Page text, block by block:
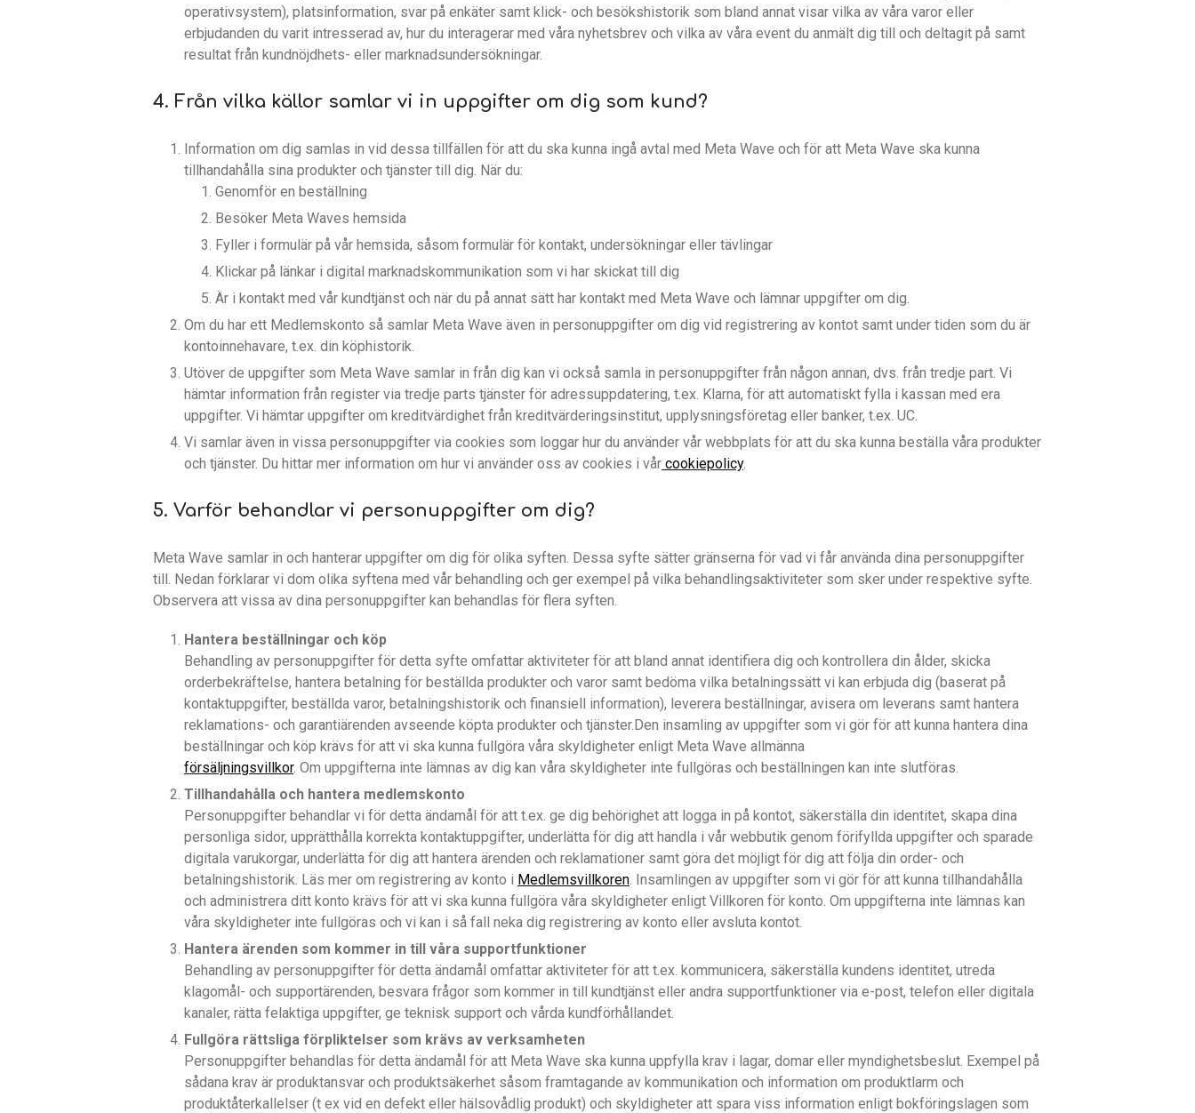
operativsystem), platsinformation, svar på enkäter samt klick- och besökshistorik som bland annat visar vilka av våra varor eller
erbjudanden du varit intresserad av, hur du interagerar med våra nyhetsbrev och vilka av våra event du anmält dig till och deltagit på samt
resultat från kundnöjdhets- eller marknadsundersökningar.
4. Från vilka källor samlar vi in uppgifter om dig som kund?
Information om dig samlas in vid dessa tillfällen för att du ska kunna ingå avtal med Meta Wave och för att Meta Wave ska kunna
tillhandahålla sina produkter och tjänster till dig. När du:
Genomför en beställning
Besöker Meta Waves hemsida
Fyller i formulär på vår hemsida, såsom formulär för kontakt, undersökningar eller tävlingar
Klickar på länkar i digital marknadskommunikation som vi har skickat till dig
Är i kontakt med vår kundtjänst och när du på annat sätt har kontakt med Meta Wave och lämnar uppgifter om dig.
Om du har ett Medlemskonto så samlar Meta Wave även in personuppgifter om dig vid registrering av kontot samt under tiden som du är
kontoinnehavare, t.ex. din köphistorik.
Utöver de uppgifter som Meta Wave samlar in från dig kan vi också samla in personuppgifter från någon annan, dvs. från tredje part. Vi
hämtar information från register via tredje parts tjänster för adressuppdatering, t.ex. Klarna, för att automatiskt fylla i kassan med era
uppgifter. Vi hämtar uppgifter om kreditvärdighet från kreditvärderingsinstitut, upplysningsföretag eller banker, t.ex. UC.
Vi samlar även in vissa personuppgifter via cookies som loggar hur du använder vår webbplats för att du ska kunna beställa våra produkter
och tjänster. Du hittar mer information om hur vi använder oss av cookies i vår cookiepolicy.
5. Varför behandlar vi personuppgifter om dig?
Meta Wave samlar in och hanterar uppgifter om dig för olika syften. Dessa syfte sätter gränserna för vad vi får använda dina personuppgifter
till. Nedan förklarar vi dom olika syftena med vår behandling och ger exempel på vilka behandlingsaktiviteter som sker under respektive syfte.
Observera att vissa av dina personuppgifter kan behandlas för flera syften.
Hantera beställningar och köp
Behandling av personuppgifter för detta syfte omfattar aktiviteter för att bland annat identifiera dig och kontrollera din ålder, skicka
orderbekräftelse, hantera betalning för beställda produkter och varor samt bedöma vilka betalningssätt vi kan erbjuda dig (baserat på
kontaktuppgifter, beställda varor, betalningshistorik och finansiell information), leverera beställningar, avisera om leverans samt hantera
reklamations- och garantiärenden avseende köpta produkter och tjänster.Den insamling av uppgifter som vi gör för att kunna hantera dina
beställningar och köp krävs för att vi ska kunna fullgöra våra skyldigheter enligt Meta Wave allmänna
försäljningsvillkor. Om uppgifterna inte lämnas av dig kan våra skyldigheter inte fullgöras och beställningen kan inte slutföras.
Tillhandahålla och hantera medlemskonto
Personuppgifter behandlar vi för detta ändamål för att t.ex. ge dig behörighet att logga in på kontot, säkerställa din identitet, skapa dina
personliga sidor, upprätthålla korrekta kontaktuppgifter, underlätta för dig att handla i vår webbutik genom förifyllda uppgifter och sparade
digitala varukorgar, underlätta för dig att hantera ärenden och reklamationer samt göra det möjligt för dig att följa din order- och
betalningshistorik. Läs mer om registrering av konto i Medlemsvillkoren . Insamlingen av uppgifter som vi gör för att kunna tillhandahålla
och administrera ditt konto krävs för att vi ska kunna fullgöra våra skyldigheter enligt Villkoren för konto. Om uppgifterna inte lämnas kan
våra skyldigheter inte fullgöras och vi kan i så fall neka dig registrering av konto eller avsluta kontot.
Hantera ärenden som kommer in till våra supportfunktioner
Behandling av personuppgifter för detta ändamål omfattar aktiviteter för att t.ex. kommunicera, säkerställa kundens identitet, utreda
klagomål- och supportärenden, besvara frågor som kommer in till kundtjänst eller andra supportfunktioner via e-post, telefon eller digitala
kanaler, rätta felaktiga uppgifter, ge teknisk support och vårda kundförhållandet.
Fullgöra rättsliga förpliktelser som krävs av verksamheten
Personuppgifter behandlas för detta ändamål för att Meta Wave ska kunna uppfylla krav i lagar, domar eller myndighetsbeslut. Exempel på
sådana krav är produktansvar och produktsäkerhet såsom framtagande av kommunikation och information om produktlarm och
produktåterkallelser (t ex vid en defekt eller hälsovådlig produkt) och skyldigheter att spara viss information enligt bokföringslagen som